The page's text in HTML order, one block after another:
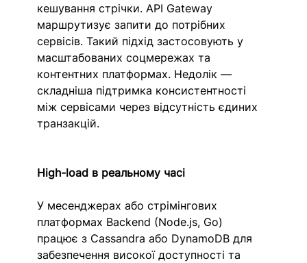
кешування стрічки. API Gateway
маршрутизує запити до потрібних
сервісів. Такий підхід застосовують у
масштабованих соцмережах та
контентних платформах. Недолік —
складніша підтримка консистентності
між сервісами через відсутність єдиних
транзакцій.
High-load в реальному часі
У месенджерах або стрімінгових
платформах Backend (Node.js, Go)
працює з Cassandra або DynamoDB для
забезпечення високої доступності та